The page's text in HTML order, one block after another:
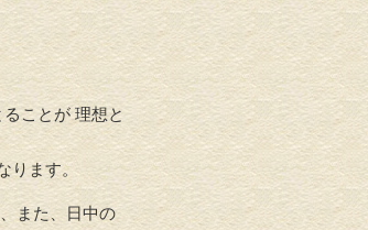
ことが 理想と
ります。
また、日中の